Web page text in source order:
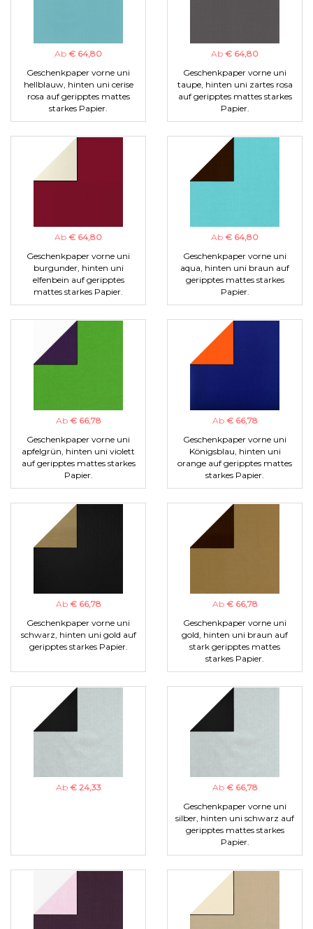
Ab € 64,80
Geschenkpaper vorne uni
hellblauw, hinten uni cerise
rosa auf geripptes mattes
starkes Papier.
Ab € 64,80
Geschenkpaper vorne uni
taupe, hinten uni zartes rosa
auf geripptes mattes starkes
Papier.
Ab € 64,80
Geschenkpaper vorne uni
burgunder, hinten uni
elfenbein auf geripptes
mattes starkes Papier.
Ab € 64,80
Geschenkpaper vorne uni
aqua, hinten uni braun auf
geripptes mattes starkes
Papier.
Ab € 66,78
Geschenkpaper vorne uni
apfelgrün, hinten uni violett
auf geripptes mattes starkes
Papier.
Ab € 66,78
Geschenkpaper vorne uni
Königsblau, hinten uni
orange auf geripptes mattes
starkes Papier.
Ab € 66,78
Geschenkpaper vorne uni
schwarz, hinten uni gold auf
geripptes starkes Papier.
Ab € 66,78
Geschenkpaper vorne uni
gold, hinten uni braun auf
stark geripptes mattes
starkes Papier.
Ab € 24,33 Ab € 66,78
Geschenkpaper vorne uni
silber, hinten uni schwarz auf
geripptes mattes starkes
Papier.